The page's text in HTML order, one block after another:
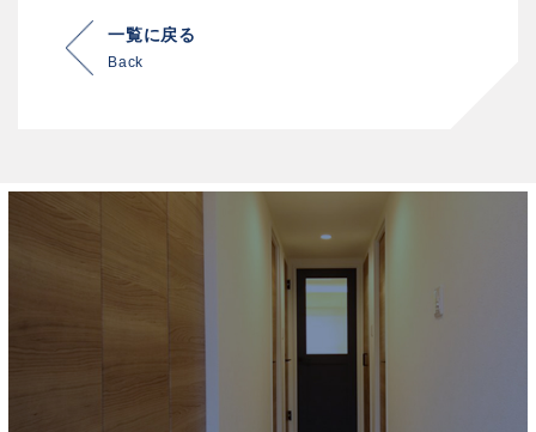
一覧に戻る
Back